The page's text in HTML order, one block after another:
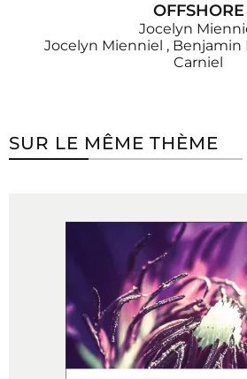
OFFSHORE
Jocelyn
Jocelyn Mienniel , Benjamin
Carniel
SUR LE MÊME THÈME